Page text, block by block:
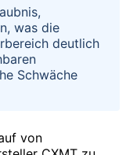
was die
deutlich
Schwäche
von